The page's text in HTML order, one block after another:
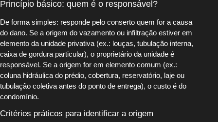
Princípio básico: quem é o responsável?
De forma simples: responde pelo conserto quem for a causa
do dano. Se a origem do vazamento ou infiltração estiver em
elemento da unidade privativa (ex.: louças, tubulação interna,
caixa de gordura particular), o proprietário da unidade é
responsável. Se a origem for em elemento comum (ex.:
coluna hidráulica do prédio, cobertura, reservatório, laje ou
tubulação coletiva antes do ponto de entrega), o custo é do
condomínio.
Critérios práticos para identificar a origem